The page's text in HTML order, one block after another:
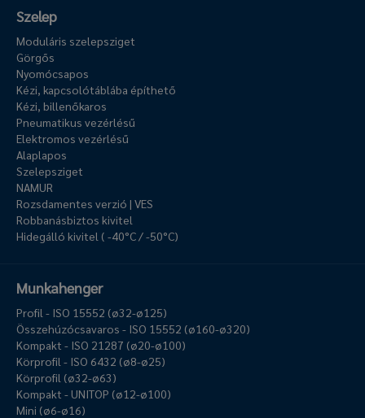
Szelep
Moduláris szelepsziget
Görgős
Nyomócsapos
Kézi, kapcsolótáblába építhető
Kézi, billenőkaros
Pneumatikus vezérlésű
Elektromos vezérlésű
Alaplapos
Szelepsziget
NAMUR
Rozsdamentes verzió | VES
Robbanásbiztos kivitel
Hidegálló kivitel ( -40°C / -50°C)
Munkahenger
Profil - ISO 15552 (ø32-ø125)
Összehúzócsavaros - ISO 15552 (ø160-ø320)
Kompakt - ISO 21287 (ø20-ø100)
Körprofil - ISO 6432 (ø8-ø25)
Körprofil (ø32-ø63)
Kompakt - UNITOP (ø12-ø100)
Mini (ø6-ø16)